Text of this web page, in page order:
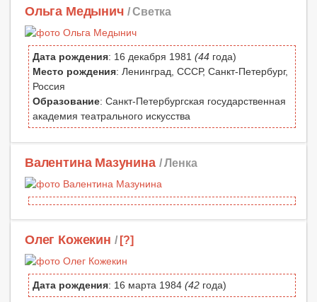
Ольга Медынич / Светка
Дата рождения: 16 декабря 1981 (44 года)
Место рождения: Ленинград, СССР, Санкт-Петербург,
Россия
Образование: Санкт-Петербургская государственная
академия театрального искусства
Валентина Мазунина / Ленка
Олег Кожекин / [?]
Дата рождения: 16 марта 1984 (42 года)